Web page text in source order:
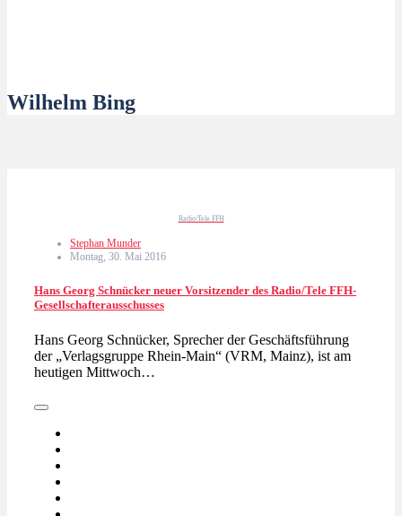
Wilhelm Bing
Radio/Tele FFH
Stephan Munder
Montag, 30. Mai 2016
Hans Georg Schnücker neuer Vorsitzender des Radio/Tele FFH-
Gesellschafterausschusses
Hans Georg Schnücker, Sprecher der Geschäftsführung
der „Verlagsgruppe Rhein-Main“ (VRM, Mainz), ist am
heutigen Mittwoch…